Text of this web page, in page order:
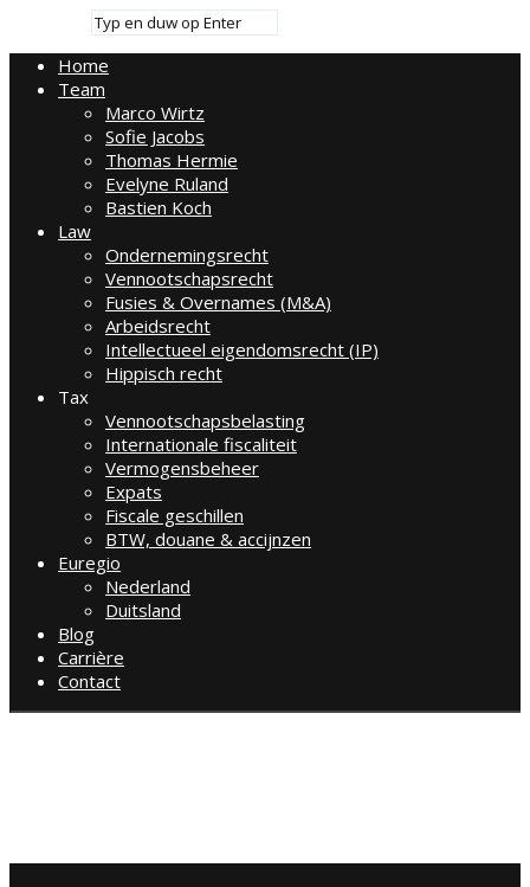
Home
Team
Marco Wirtz
Sofie Jacobs
Thomas Hermie
Evelyne Ruland
Bastien Koch
Law
Ondernemingsrecht
Vennootschapsrecht
Fusies & Overnames (M&A)
Arbeidsrecht
Intellectueel eigendomsrecht (IP)
Hippisch recht
Tax
Vennootschapsbelasting
Internationale fiscaliteit
Vermogensbeheer
Expats
Fiscale geschillen
BTW, douane & accijnzen
Euregio
Nederland
Duitsland
Blog
Carrière
Contact